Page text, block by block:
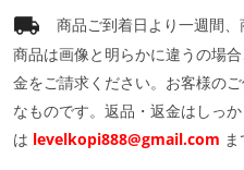
商品ご到着日より一週間
商品は画像と明らかに違うの場
金をご請求ください。お客様の
なものです。返品・返金はしっ
は levelkopi888@gmail.com